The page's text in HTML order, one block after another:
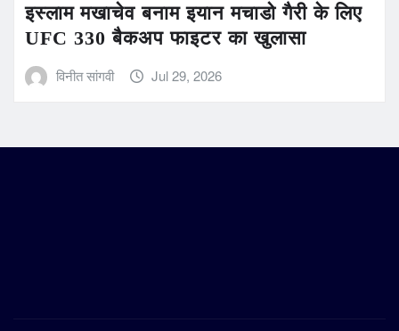
इस्लाम मखाचेव बनाम इयान मचाडो गैरी के लिए
UFC 330 बैकअप फाइटर का खुलासा
विनीत सांगवी Jul 29, 2026